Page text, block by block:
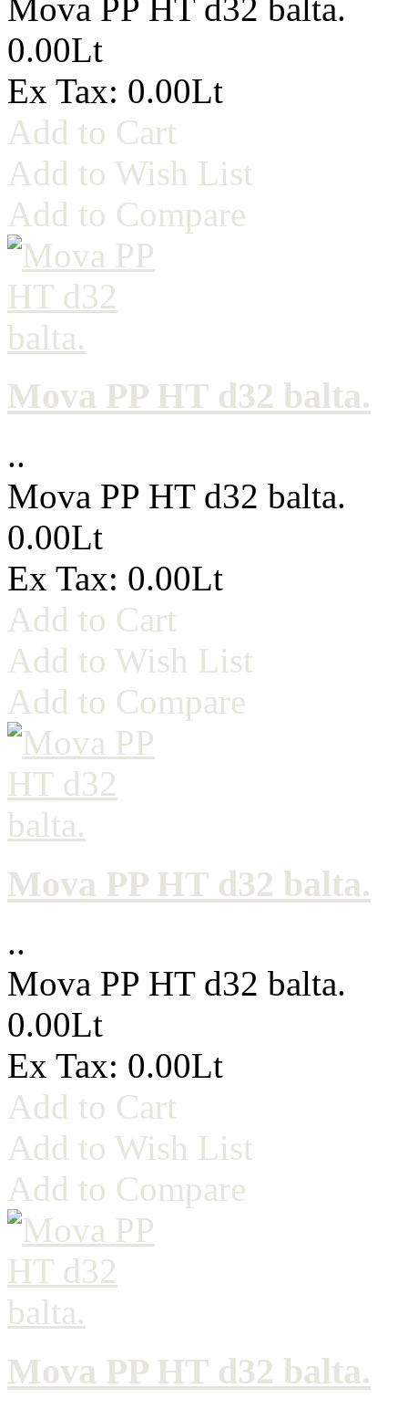
Mova PP HT d32 balta.
0.00Lt
Ex Tax: 0.00Lt
Add to Cart
Add to Wish List
Add to Compare
Mova PP HT d32 balta.
..
Mova PP HT d32 balta.
0.00Lt
Ex Tax: 0.00Lt
Add to Cart
Add to Wish List
Add to Compare
Mova PP HT d32 balta.
..
Mova PP HT d32 balta.
0.00Lt
Ex Tax: 0.00Lt
Add to Cart
Add to Wish List
Add to Compare
Mova PP HT d32 balta.